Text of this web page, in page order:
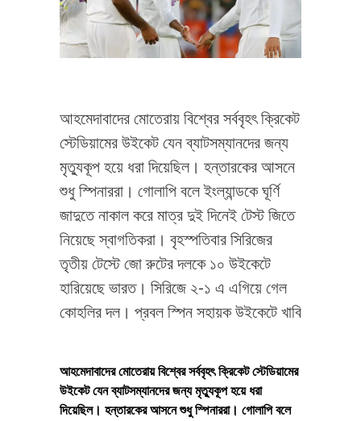
আহমেদাবাদের মোতেরায় বিশ্বের সর্ববৃহৎ ক্রিকেট
স্টেডিয়ামের উইকেট যেন ব্যাটসম্যানদের জন্য
মৃত্যুকূপ হয়ে ধরা দিয়েছিল। হন্তারকের আসনে
শুধু স্পিনাররা। গোলাপি বলে ইংল্যান্ডকে ঘূর্ণি
জাদুতে নাকাল করে মাত্র দুই দিনেই টেস্ট জিতে
নিয়েছে স্বাগতিকরা। বৃহস্পতিবার সিরিজের
তৃতীয় টেস্টে জো রুটের দলকে ১০ উইকেটে
হারিয়েছে ভারত। সিরিজে ২-১ এ এগিয়ে গেল
কোহলির দল। প্রবল স্পিন সহায়ক উইকেটে খাবি
আহমেদাবাদের মোতেরায় বিশ্বের সর্ববৃহৎ ক্রিকেট স্টেডিয়ামের
উইকেট যেন ব্যাটসম্যানদের জন্য মৃত্যুকূপ হয়ে ধরা
দিয়েছিল। হন্তারকের আসনে শুধু স্পিনাররা। গোলাপি বলে